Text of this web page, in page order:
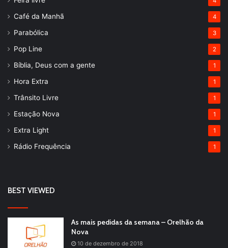
Café da Manhã 4
Parabólica 3
Pop Line 2
Bíblia, Deus com a gente 1
Hora Extra 1
Trânsito Livre 1
Estação Nova 1
Extra Light 1
Rádio Frequência 1
BEST VIEWED
As mais pedidas da semana – Orelhão da
Nova
10 de dezembro de 2018